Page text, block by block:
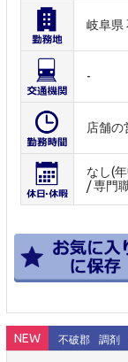
岐阜県
-
店舗の
なし(
/ 専門
NEW 不破郡 調剤